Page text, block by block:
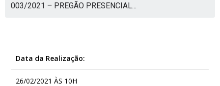
003/2021 – PREGÃO PRESENCIAL...
Data da Realização:
26/02/2021 ÀS 10H